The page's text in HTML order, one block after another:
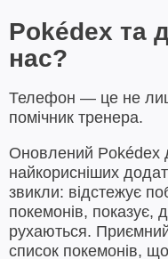
Pokédex та
нас?
Телефон — це не
помічник тренера.
Оновлений Pokédex
найкорисніших
звикли: відстежує
покемонів, показує,
рухаються.
список покемонів,